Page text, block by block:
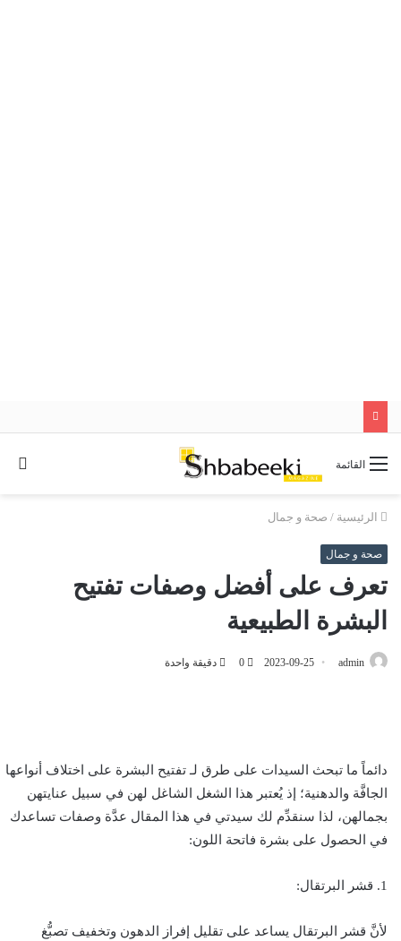
القائمة
الرئيسية / صحة و جمال
صحة و جمال
تعرف على أفضل وصفات تفتيح
البشرة الطبيعية
admin
2023-09-25
0 دقيقة واحدة
دائماً ما تبحث السيدات على طرق لـ تفتيح البشرة على اختلاف أنواعها
الجافَّة والدهنية؛ إذ يُعتبر هذا الشغل الشاغل لهن في سبيل عنايتهن
بجمالهن، لذا سنقدِّم لك سيدتي في هذا المقال عدَّة وصفات تساعدك
في الحصول على بشرة فاتحة اللون:
1. قشر البرتقال:
لأنَّ قشر البرتقال يساعد على تقليل إفراز الدهون وتخفيف تصبُّغ